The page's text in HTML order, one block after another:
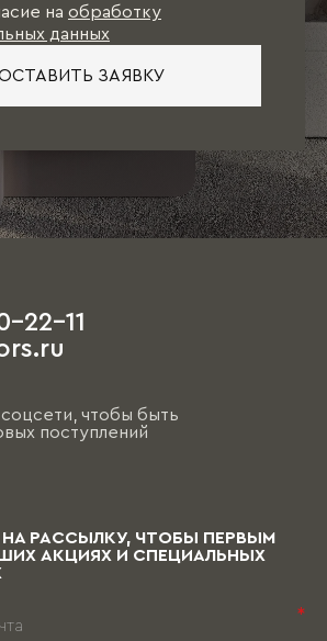
на обработку
данных
ЗАЯВКУ
22-11
чтобы быть
поступлений
РАССЫЛКУ, ЧТОБЫ ПЕРВЫМ
АКЦИЯХ И СПЕЦИАЛЬНЫХ
*